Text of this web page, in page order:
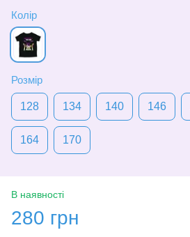
Колір
Розмір
128 134 140 146
164 170
В наявності
280 грн